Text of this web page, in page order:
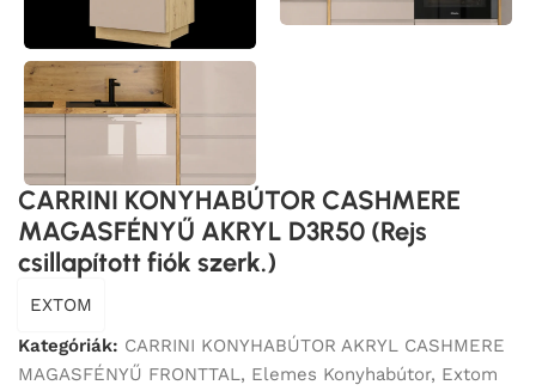
CARRINI KONYHABÚTOR CASHMERE
MAGASFÉNYŰ AKRYL D3R50 (Rejs
csillapított fiók szerk.)
EXTOM
Kategóriák: CARRINI KONYHABÚTOR AKRYL CASHMERE
MAGASFÉNYŰ FRONTTAL, Elemes Konyhabútor, Extom